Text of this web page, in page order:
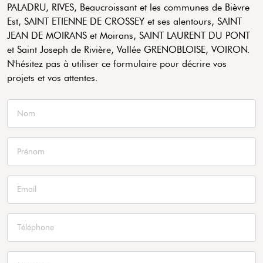
PALADRU, RIVES, Beaucroissant et les communes de Bièvre
Est, SAINT ETIENNE DE CROSSEY et ses alentours, SAINT
JEAN DE MOIRANS et Moirans, SAINT LAURENT DU PONT
et Saint Joseph de Rivière, Vallée GRENOBLOISE, VOIRON.
N'hésitez pas à utiliser ce formulaire pour décrire vos
projets et vos attentes.